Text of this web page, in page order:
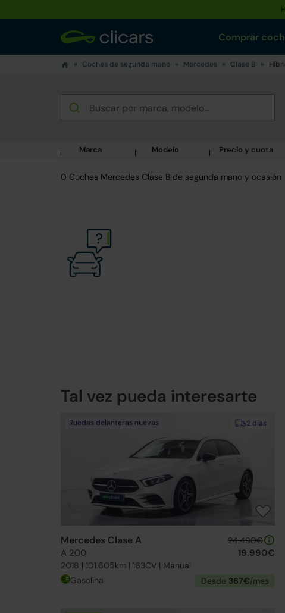
Comprar
Coches de segunda mano Mercedes Clase B
Marca Modelo Precio y cuota
0 Coches Mercedes Clase B de segunda mano y ocasión
Tal vez pueda interesarte
2 días
Ruedas delanteras nuevas
Mercedes Clase A
A 200
2018 | 101.605km | 163CV | Manual
24.490€
19.990€
Gasolina Desde 367€/mes